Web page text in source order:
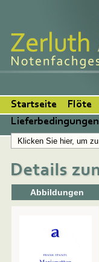
Startseite Flöte
Lieferbedingungen
Abbildungen